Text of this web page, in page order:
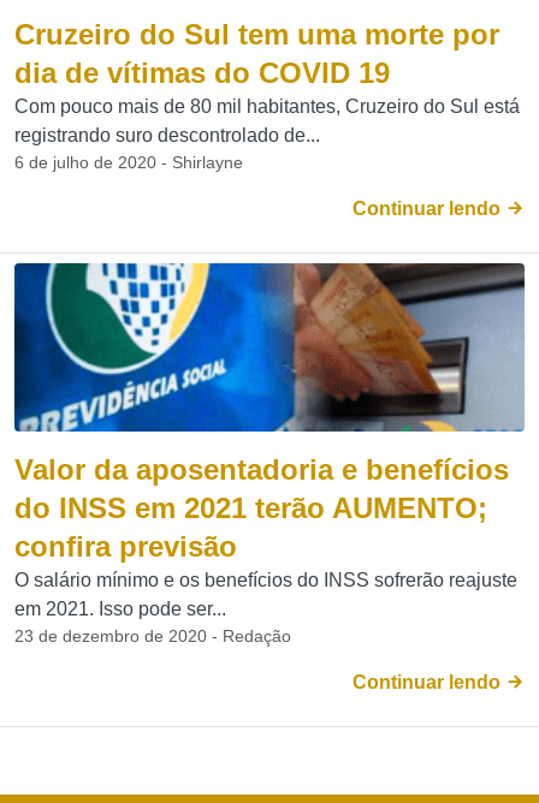
Cruzeiro do Sul tem uma morte por
dia de vítimas do COVID 19
Com pouco mais de 80 mil habitantes, Cruzeiro do Sul está
registrando suro descontrolado de...
6 de julho de 2020 - Shirlayne
Continuar lendo
Valor da aposentadoria e benefícios
do INSS em 2021 terão AUMENTO;
confira previsão
O salário mínimo e os benefícios do INSS sofrerão reajuste
em 2021. Isso pode ser...
23 de dezembro de 2020 - Redação
Continuar lendo